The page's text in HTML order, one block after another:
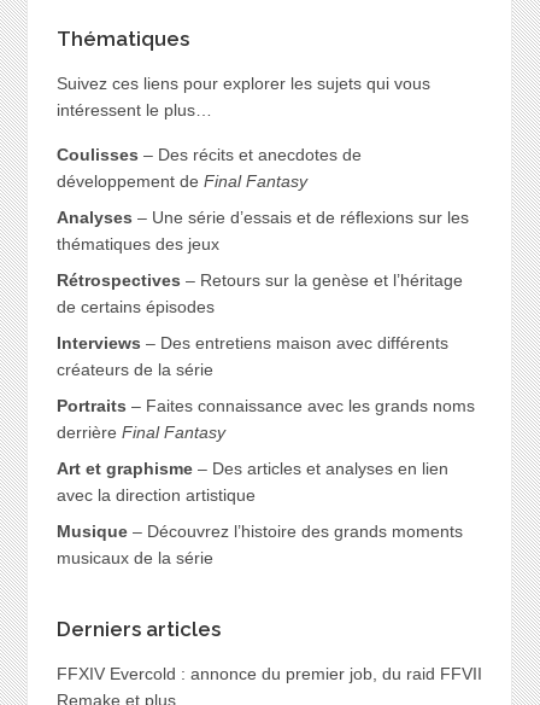
Thématiques
Suivez ces liens pour explorer les sujets qui vous
intéressent le plus…
Coulisses – Des récits et anecdotes de
développement de Final Fantasy
Analyses – Une série d’essais et de réflexions sur les
thématiques des jeux
Rétrospectives – Retours sur la genèse et l’héritage
de certains épisodes
Interviews – Des entretiens maison avec différents
créateurs de la série
Portraits – Faites connaissance avec les grands noms
derrière Final Fantasy
Art et graphisme– Des articles et analyses en lien
avec la direction artistique
Musique– Découvrez l’histoire des grands moments
musicaux de la série
Derniers articles
FFXIV Evercold : annonce du premier job, du raid FFVII
Remake et plus